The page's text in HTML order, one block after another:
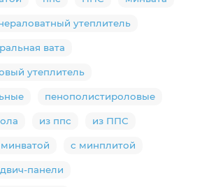
утеплитель
вата
утеплитель
пенополистироловые
из ппс из ППС
с минплитой
панели